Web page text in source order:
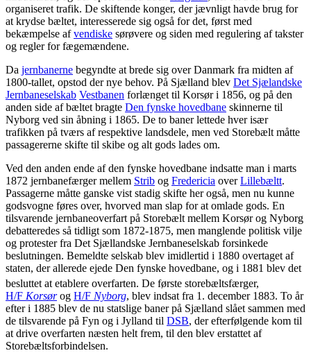
organiseret trafik. De skiftende konger, der jævnligt havde brug for
at krydse bæltet, interesserede sig også for det, først med
bekæmpelse afvendiske sørøvere og siden med regulering af takster
og regler for fægemændene.
Da jernbanerne begyndte at brede sig over Danmark fra midten af
1800-tallet, opstod der nye behov. På Sjælland blev Det Sjælandske
Jernbaneselskab Vestbanen forlænget til Korsør i 1856, og på den
anden side af bæltet bragte Den fynske hovedbane skinnerne til
Nyborg ved sin åbning i 1865. De to baner lettede hver især
trafikken på tværs af respektive landsdele, men ved Storebælt måtte
passagererne skifte til skibe og alt gods lades om.
Ved den anden ende af den fynske hovedbane indsatte man i marts
1872 jernbanefærger mellem Strib og Fredericia overLillebæltt.
Passagerne måtte ganske vist stadig skifte her også, men nu kunne
godsvogne føres over, hvorved man slap for at omlade gods. En
tilsvarende jernbaneoverfart på Storebælt mellem Korsør og Nyborg
debatteredes så tidligt som 1872-1875, men manglende politisk vilje
og protester fra Det Sjællandske Jernbaneselskab forsinkede
beslutningen. Bemeldte selskab blev imidlertid i 1880 overtaget af
staten, der allerede ejede Den fynske hovedbane, og i 1881 blev det
besluttet at etablere overfarten. De første storebæltsfærger,
H/F Korsørog H/F Nyborg, blev indsat fra 1. december 1883. To år
efter i 1885 blev de nu statslige baner på Sjælland slået sammen med
de tilsvarende på Fyn og i Jylland til DSB, der efterfølgende kom til
at drive overfarten næsten helt frem, til den blev erstattet af
Storebæltsforbindelsen.